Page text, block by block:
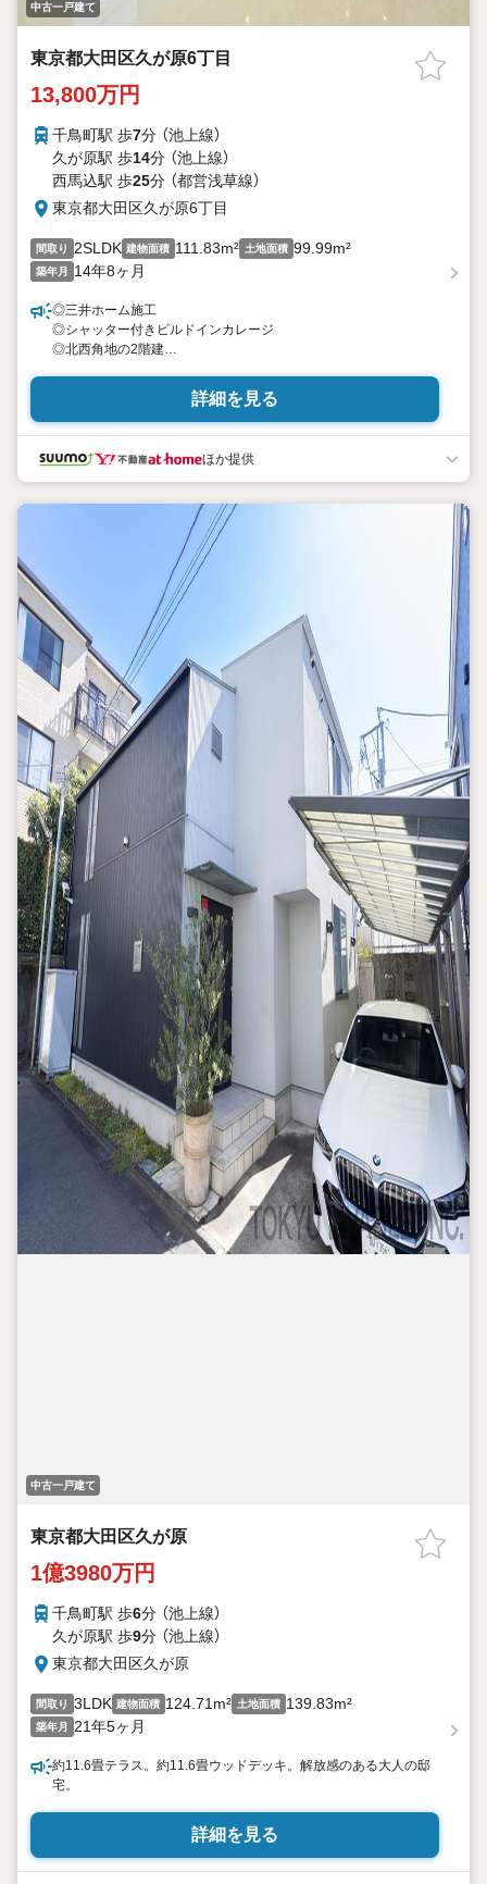
中古一戸建て
東京都大田区久が原6丁目
13,800万円
千鳥町駅 歩7分 （池上線）
久が原駅 歩14分 （池上線）
西馬込駅 歩25分 （都営浅草線）
東京都大田区久が原6丁目
間取り 2SLDK 建物面積 111.83m² 土地面積 99.99m²
築年月 14年8ヶ月
◎三井ホーム施工
◎シャッター付きビルドインカレージ
◎北西角地の2階建
◎長期優良住宅
詳細を見る
ほか提供
中古一戸建て
東京都大田区久が原
1億3980万円
千鳥町駅 歩6分 （池上線）
久が原駅 歩9分 （池上線）
東京都大田区久が原
間取り 3LDK 建物面積 124.71m² 土地面積 139.83m²
築年月 21年5ヶ月
約11.6畳テラス。約11.6畳ウッドデッキ。解放感のある大人の邸
宅。
詳細を見る